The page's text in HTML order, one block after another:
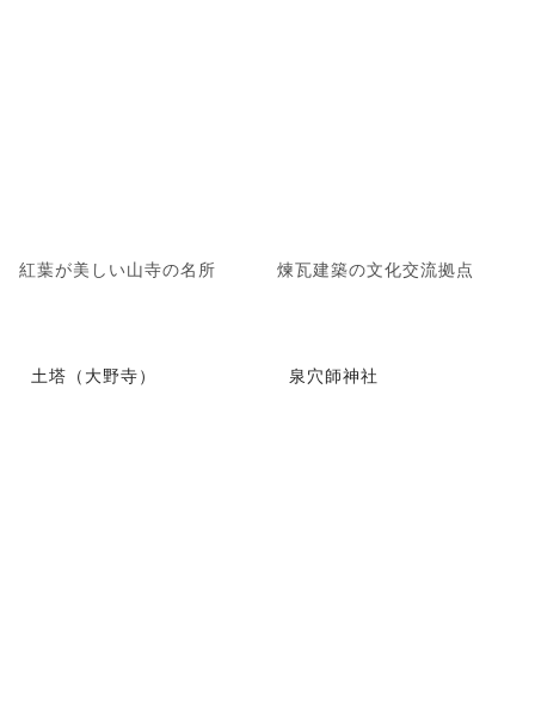
紅葉が美しい山寺の名所 煉瓦建築の文化交流拠点
土塔（大野寺） 泉穴師神社